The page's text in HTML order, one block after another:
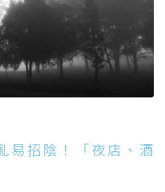
易招陰！「夜店、酒